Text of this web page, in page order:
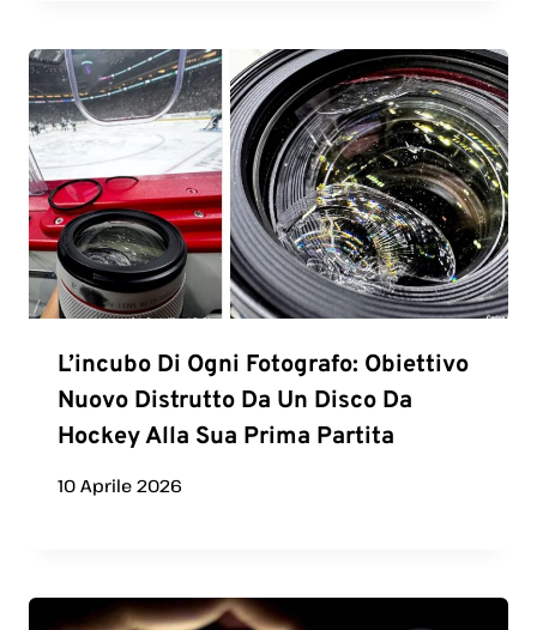
L’incubo Di Ogni Fotografo: Obiettivo
Nuovo Distrutto Da Un Disco Da
Hockey Alla Sua Prima Partita
10 Aprile 2026